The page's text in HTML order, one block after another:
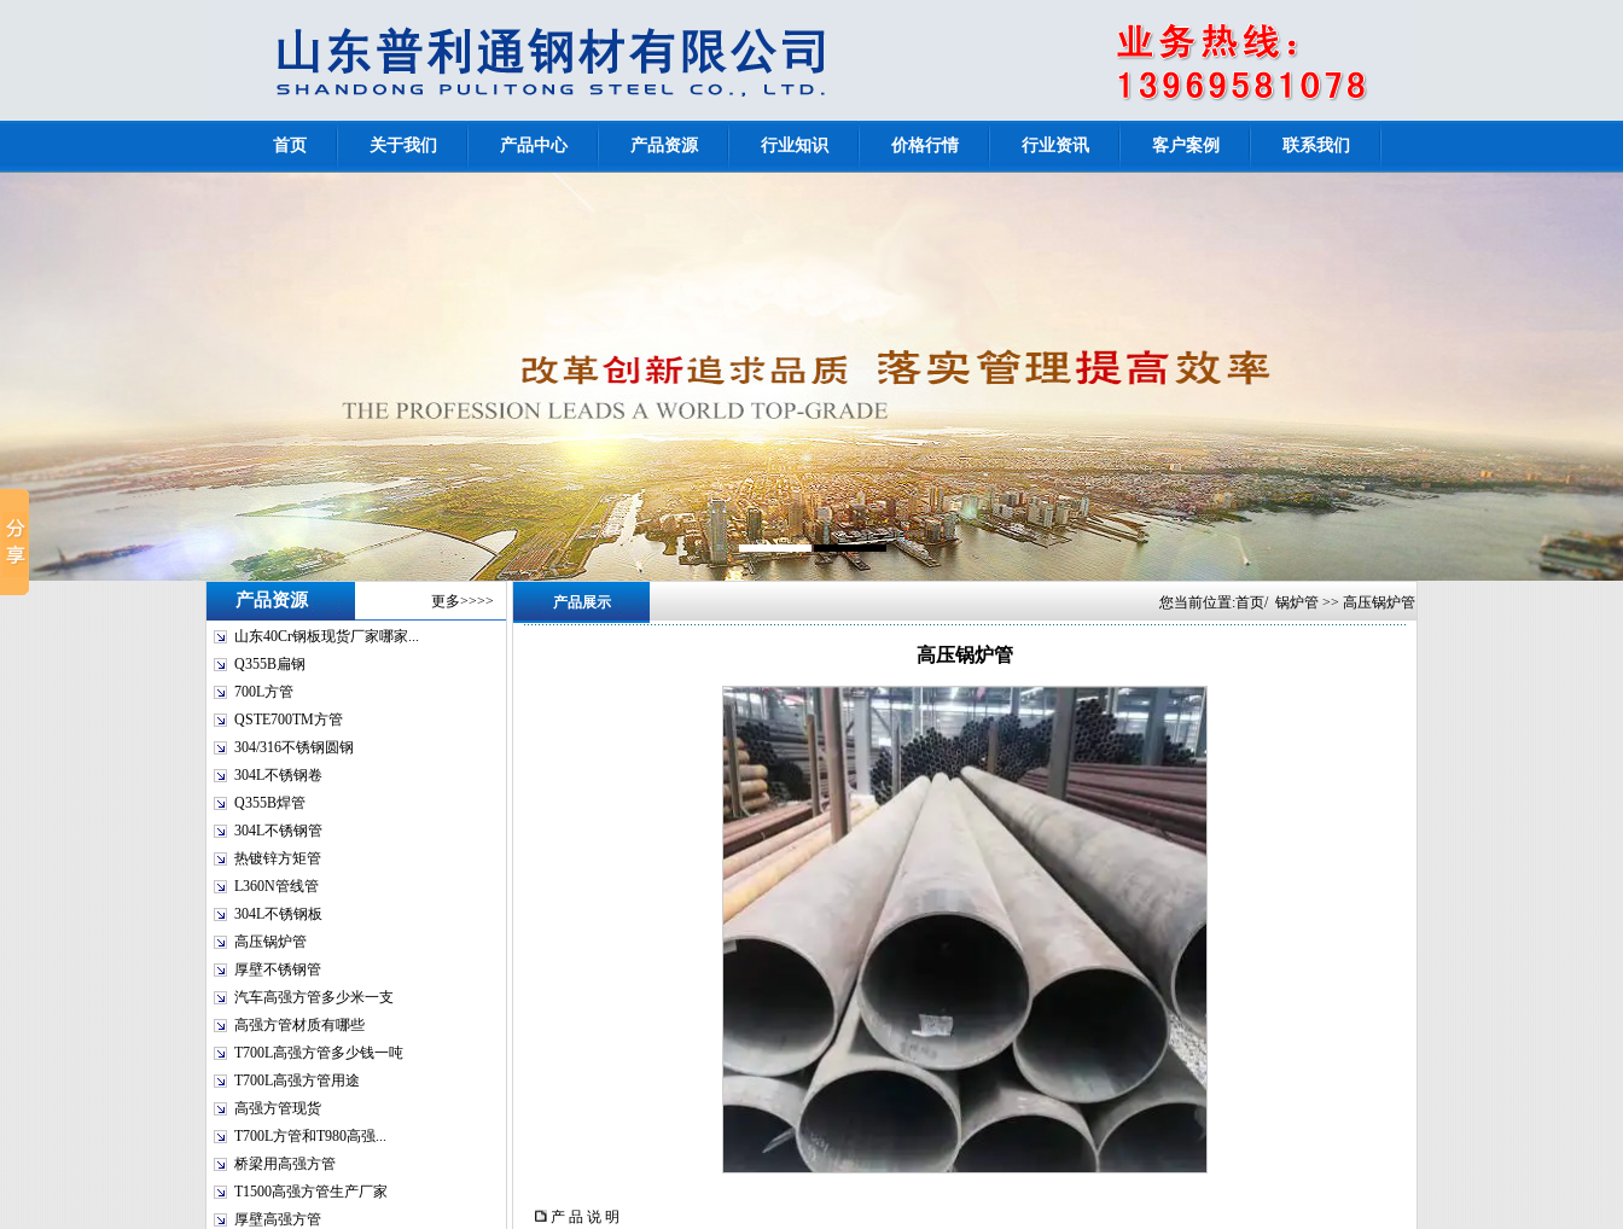
首页 关于我们 产品中心 产品资源 行业知识 价格行情 行业资讯 客户案例 联系我们
产品资源 更多>>>>
山东40Cr钢板现货厂家哪家...
Q355B扁钢
700L方管
QSTE700TM方管
304/316不锈钢圆钢
304L不锈钢卷
Q355B焊管
304L不锈钢管
热镀锌方矩管
L360N管线管
304L不锈钢板
高压锅炉管
厚壁不锈钢管
汽车高强方管多少米一支
高强方管材质有哪些
T700L高强方管多少钱一吨
T700L高强方管用途
高强方管现货
T700L方管和T980高强...
桥梁用高强方管
T1500高强方管生产厂家
厚壁高强方管
产品展示 您当前位置:首页/ 锅炉管 >> 高压锅炉管
高压锅炉管
产 品 说 明